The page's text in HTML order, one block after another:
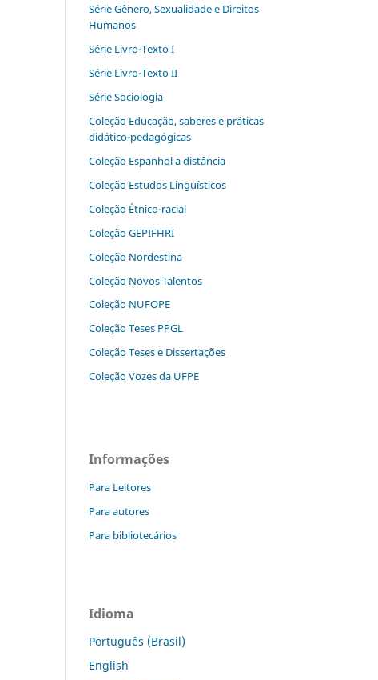
Série Gênero, Sexualidade e Direitos
Humanos
Série Livro-Texto I
Série Livro-Texto II
Série Sociologia
Coleção Educação, saberes e práticas
didático-pedagógicas
Coleção Espanhol a distˆância
Coleção Estudos Linguísticos
Coleção Étnico-racial
Coleção GEPIFHRI
Coleção Nordestina
Coleção Novos Talentos
Coleção NUFOPE
Coleção Teses PPGL
Coleção Teses e Dissertaç˜ões
Coleção Vozes da UFPE
Informações
Para Leitores
Para autores
Para bibliotecários
Idioma
Português (Brasil)
English